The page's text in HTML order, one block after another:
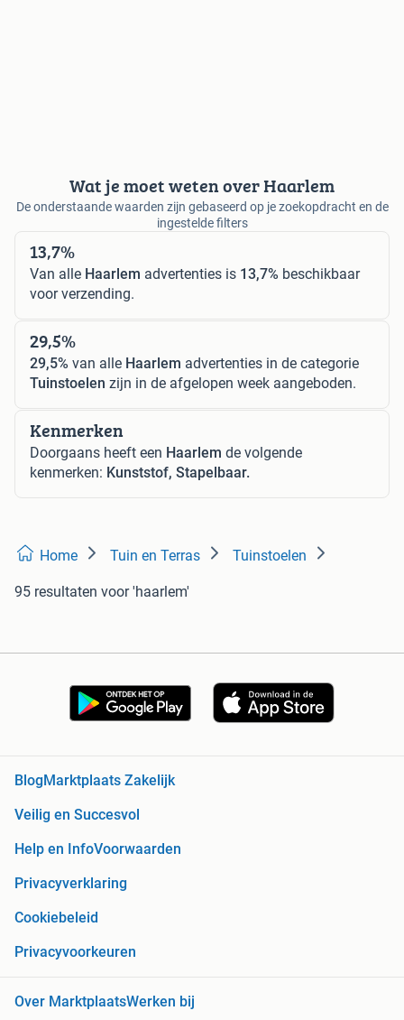
Wat je moet weten over Haarlem
De onderstaande waarden zijn gebaseerd op je zoekopdracht en de
ingestelde filters
13,7%
Van alle Haarlem advertenties is 13,7% beschikbaar
voor verzending.
29,5%
29,5% van alle Haarlem advertenties in de categorie
Tuinstoelen zijn in de afgelopen week aangeboden.
Kenmerken
Doorgaans heeft een Haarlem de volgende
kenmerken: Kunststof, Stapelbaar.
Home Tuin en Terras Tuinstoelen
95 resultaten voor 'haarlem'
BlogMarktplaats Zakelijk
Veilig en Succesvol
Help en InfoVoorwaarden
Privacyverklaring
Cookiebeleid
Privacyvoorkeuren
Over MarktplaatsWerken bij